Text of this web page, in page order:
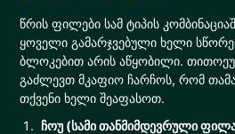
წრის ფილები სამ ტიპის
ყოველი გამარჯვებული ხელი
ბლოკებით არის აწყობილი.
გაძლევთ მკაფიო ჩარჩოს, რომ
თქვენი ხელი შეაფასოთ.
ჩოუ (სამი თანმიმდევრული